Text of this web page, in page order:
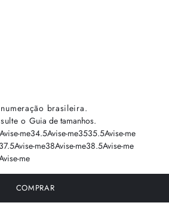
brasileira.
o Guia de tamanhos.
Avise-me34.5Avise-me3535.5Avise-me
37.5Avise-me38Avise-me38.5Avise-me
me
COMPRAR